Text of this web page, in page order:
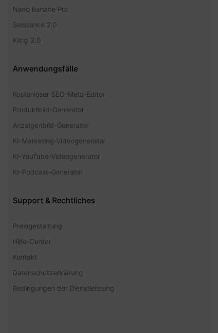
Nano Banane Pro
Seedance 2.0
Kling 3.0
Anwendungsfälle
Kostenloser SEO-Meta-Editor
Produktbild-Generator
Anzeigenbild-Generator
KI-Marketing-Videogenerator
KI-YouTube-Videogenerator
KI-Podcast-Generator
Support & Rechtliches
Preisgestaltung
Hilfe-Center
Kontakt
Datenschutzerklärung
Bedingungen der Dienstleistung